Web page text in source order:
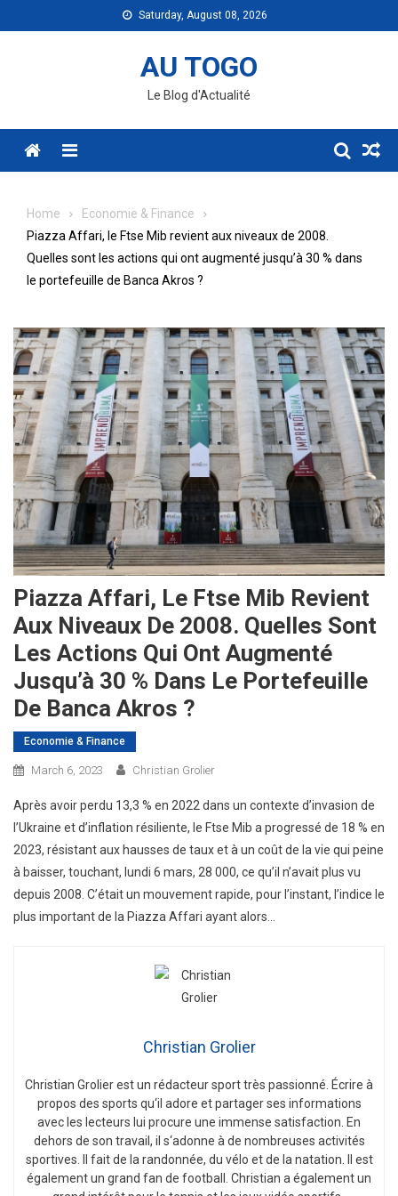
to
Saturday, August 08, 2026
AU TOGO
Le Blog d'Actualité
Menu
Home
Economie & Finance
Piazza Affari, le Ftse Mib revient aux niveaux de 2008.
Quelles sont les actions qui ont augmenté jusqu’à 30 % dans
le portefeuille de Banca Akros ?
Piazza Affari, Le Ftse Mib Revient
Aux Niveaux De 2008. Quelles Sont
Les Actions Qui Ont Augmenté
Jusqu’à 30 % Dans Le Portefeuille
De Banca Akros ?
Economie & Finance
March 6, 2023 Christian Grolier
Après avoir perdu 13,3 % en 2022 dans un contexte d’invasion de
l’Ukraine et d’inflation résiliente, le Ftse Mib a progressé de 18 % en
2023, résistant aux hausses de taux et à un coût de la vie qui peine
à baisser, touchant, lundi 6 mars, 28 000, ce qu’il n’avait plus vu
depuis 2008. C’était un mouvement rapide, pour l’instant, l’indice le
plus important de la Piazza Affari ayant alors…
Christian Grolier
Christian Gro lierestun rédacteursporttrès passionné Écrire à
propos des sports qu‘il adore etpartagerses informations
avec les lecteurs ui procure une immense satisfaction En
dehors de son travail , il s‘adonne à de nombreuses activités
sportives faitde la randonnée, du vé lo etde la natation
est
égal ementun grand fan de football Christian a égal ementun